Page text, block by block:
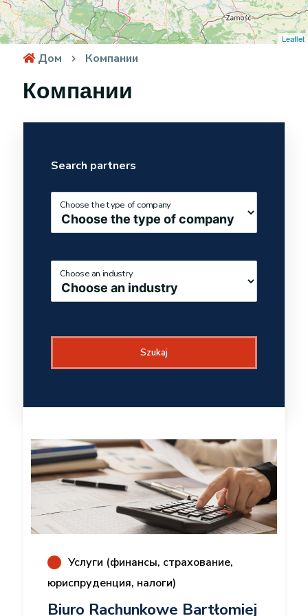
Leaflet
Дом Компании
Компании
Search partners
Choose the type of company
Choose an industry
Szukaj
Услуги (финансы, страхование,
юриспруденция, налоги)
Biuro Rachunkowe Bartłomiej